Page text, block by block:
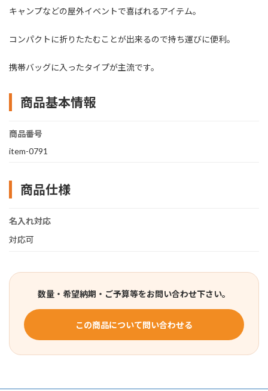
キャンプなどの屋外イベントで喜ばれるアイテム。
コンパクトに折りたたむことが出来るので持ち運びに便利。
携帯バッグに入ったタイプが主流です。
商品基本情報
商品番号
item-0791
商品仕様
名入れ対応
対応可
数量・希望納期・ご予算等をお問い合わせ下さい。
この商品について問い合わせる